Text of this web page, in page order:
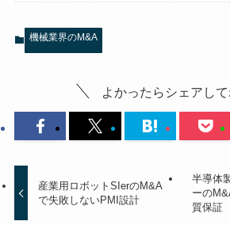
機械業界のM&A
よかったらシェアして
産業用ロボットSIerのM&A
で失敗しないPMI設計
半導体
ーの
質保証